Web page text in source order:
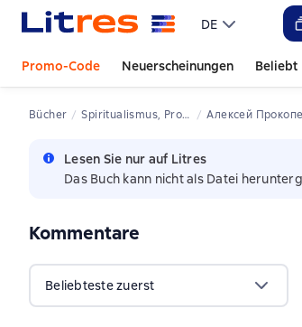
DE
Promo-Code Neuerscheinungen Beliebt
Bücher Spiritualismus, Prophezeiungen und Vorhersagen Алексей
Lesen Sie nur auf Litres
Das Buch kann nicht als Datei
Kommentare
Beliebteste zuerst